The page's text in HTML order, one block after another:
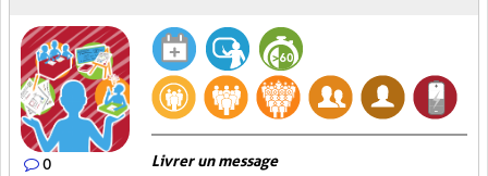
0 Livrer un message